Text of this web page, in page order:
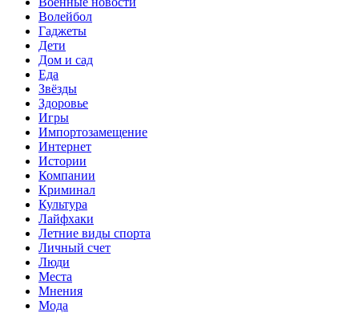
Волейбол
Гаджеты
Дети
Дом и сад
Еда
Звёзды
Здоровье
Игры
Импортозамещение
Интернет
Истории
Компании
Криминал
Культура
Лайфхаки
Летние виды спорта
Личный счет
Люди
Места
Мнения
Мода